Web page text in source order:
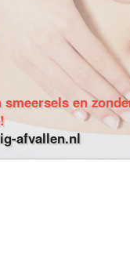
en
afvallen.nl